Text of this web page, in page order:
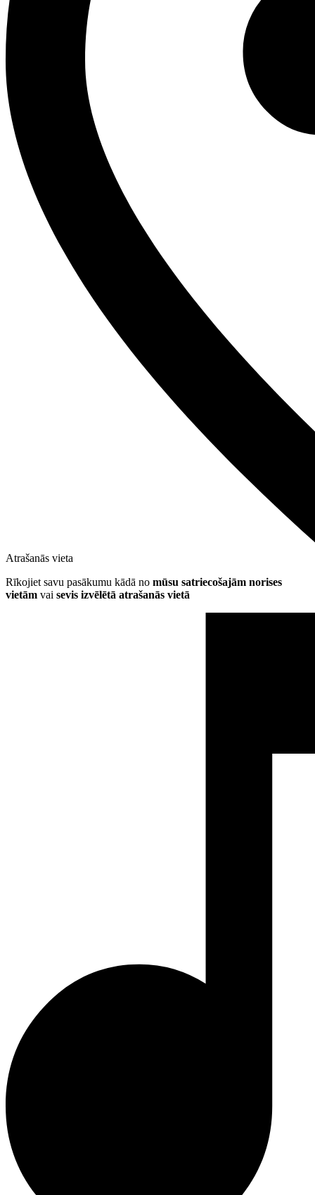
Atrašanās vieta
Rīkojiet savu pasākumu kādā no mūsu satriecošajām norises
vietām vai sevis izvēlētā atrašanās vietā